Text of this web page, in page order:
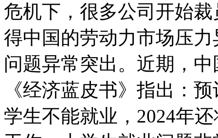
危机下，很多公司开始
得中国的劳动力市场压
问题异常突出。近期，
《经济蓝皮书》指出：
学生不能就业，2024年